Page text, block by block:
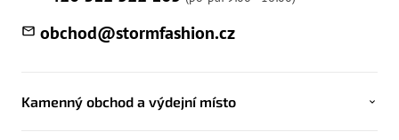
obchod@stormfashion.cz
Kamenný obchod a výdejní místo